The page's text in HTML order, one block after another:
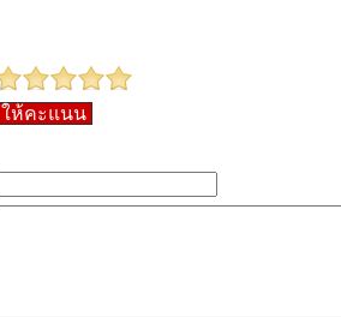
ให้คะแนน